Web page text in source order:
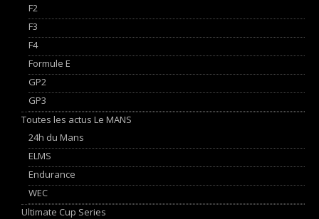
F2
F3
F4
Formule E
GP2
GP3
Toutes les actus Le MANS
24h du Mans
ELMS
Endurance
WEC
Ultimate Cup Series